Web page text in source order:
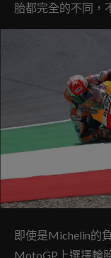
胎都完全的不同，
即使是Michelin的
MotoGP上選擇輪